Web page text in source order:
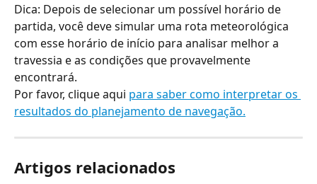
Dica: Depois de selecionar um possível horário de
partida, você deve simular uma rota meteorológica
com esse horário de início para analisar melhor a
travessia e as condições que provavelmente
encontrará.
Por favor, clique aqui para saber como interpretar os
resultados do planejamento de navegação.
Artigos relacionados